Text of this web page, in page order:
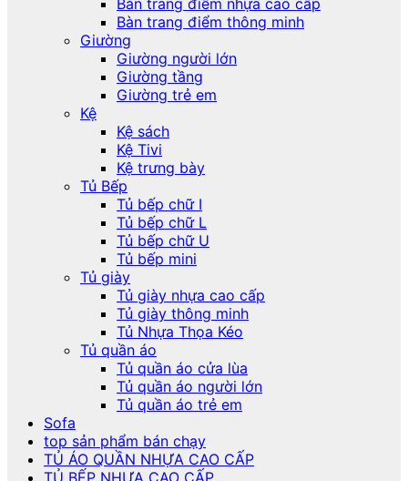
Bàn trang điểm thông minh
Giường
Giường người lớn
Giường tầng
Giường trẻ em
Kệ
Kệ sách
Kệ Tivi
Kệ trưng bày
Tủ Bếp
Tủ bếp chữ I
Tủ bếp chữ L
Tủ bếp chữ U
Tủ bếp mini
Tủ giày
Tủ giày nhựa cao cấp
Tủ giày thông minh
Tủ Nhựa Thọa Kéo
Tủ quần áo
Tủ quần áo cửa lùa
Tủ quần áo người lớn
Tủ quần áo trẻ em
Sofa
top sản phẩm bán chạy
TỦ ÁO QUẦN NHỰA CAO CẤP
TỦ BẾP NHỰA CAO CẤP